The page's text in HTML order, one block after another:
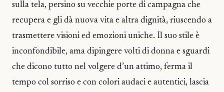
sulla tela, persino su vecchie porte di campagna che
recupera e gli dà nuova vita e altra dignità, riuscendo a
trasmettere visioni ed emozioni uniche. Il suo stile è
inconfondibile, ama dipingere volti di donna e sguardi
che dicono tutto nel volgere d’un attimo, ferma il
tempo col sorriso e con colori audaci e autentici, lascia